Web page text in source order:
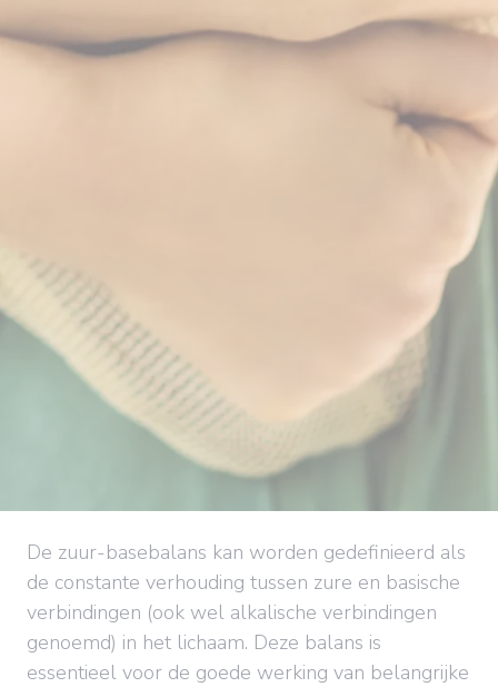
De zuur-basebalans kan worden gedefinieerd als
de constante verhouding tussen zure en basische
verbindingen (ook wel alkalische verbindingen
genoemd) in het lichaam. Deze balans is
essentieel voor de goede werking van belangrijke